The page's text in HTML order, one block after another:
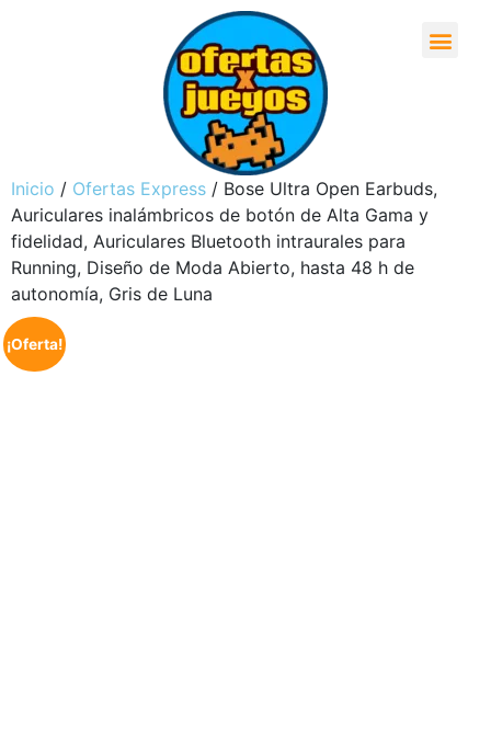
Inicio / Ofertas Express / Bose Ultra Open Earbuds,
Auriculares inalámbricos de botón de Alta Gama y
fidelidad, Auriculares Bluetooth intraurales para
Running, Diseño de Moda Abierto, hasta 48 h de
autonomía, Gris de Luna
¡Oferta!